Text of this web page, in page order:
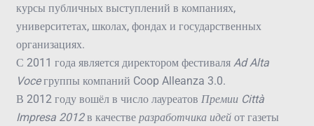
курсы публичных выступлений в компаниях,
университетах, школах, фондах и государственных
организациях.
С 2011 года является директором фестиваляAdAlta
Voceгруппы компаний Coop Alleanza 3.0.
В 2012 году вошёл в число лауреатовПремии Città
Impresa 2012 в качестверазработчика идей от газеты